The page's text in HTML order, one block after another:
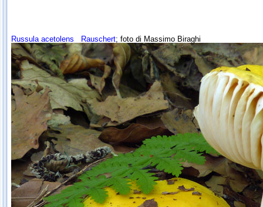
Russula acetolens Rauschert; foto di Massimo Biraghi